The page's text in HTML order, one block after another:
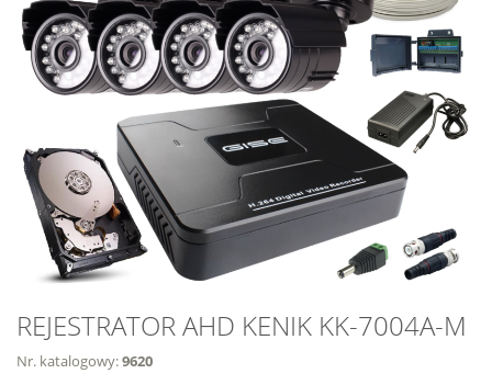
REJESTRATOR AHD KENIK KK-7004A-M
Nr. katalogowy:9620